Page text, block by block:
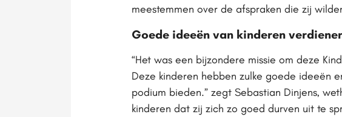
meestemmen over de afspraken die zij
Goede ideeën van kinderen
“Het was een bijzondere missie om deze
Deze kinderen hebben zulke goede ideeën
podium bieden.” zegt Sebastian Dinjens,
kinderen dat zij zich zo goed durven uit te